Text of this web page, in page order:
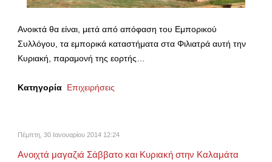
Ανοικτά θα είναι, μετά από απόφαση του Εμπορικού
Συλλόγου, τα εμπορικά καταστήματα στα Φιλιατρά αυτή την
Κυριακή, παραμονή της εορτής…
Κατηγορία Επιχειρήσεις
Πέμπτη, 30 Ιανουαρίου 2014 12:24
Ανοιχτά μαγαζιά Σάββατο και Κυριακή στην Καλαμάτα